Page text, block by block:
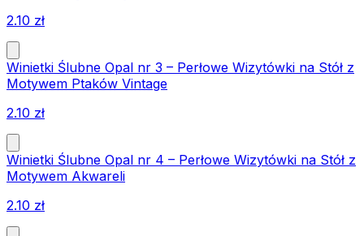
2.10 zł
Winietki Ślubne Opal nr 3 – Perłowe Wizytówki na Stół z
Motywem Ptaków Vintage
2.10 zł
Winietki Ślubne Opal nr 4 – Perłowe Wizytówki na Stół z
Motywem Akwareli
2.10 zł